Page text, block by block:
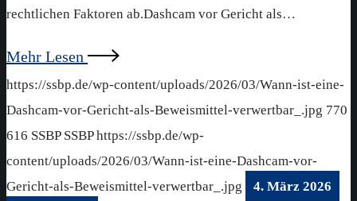
rechtlichen Faktoren ab.Dashcam vor Gericht als…
Mehr Lesen
https://ssbp.de/wp-content/uploads/2026/03/Wann-ist-eine-
Dashcam-vor-Gericht-als-Beweismittel-verwertbar_.jpg 770
616 SSBP SSBP https://ssbp.de/wp-
content/uploads/2026/03/Wann-ist-eine-Dashcam-vor-
Gericht-als-Beweismittel-verwertbar_.jpg
4. März 2026